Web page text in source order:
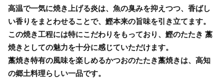
高温で一気に焼き上げる炎は、魚の臭みを抑えつつ、香ばし
い香りをまとわせることで、鰹本来の旨味を引き立てます。
この焼き工程には特にこだわりをもっており、鰹のたたき 藁
焼きとしての魅力を十分に感じていただけます。
藁焼き特有の風味を楽しめるかつおのたたき藁焼きは、高知
の郷土料理らしい一品です。